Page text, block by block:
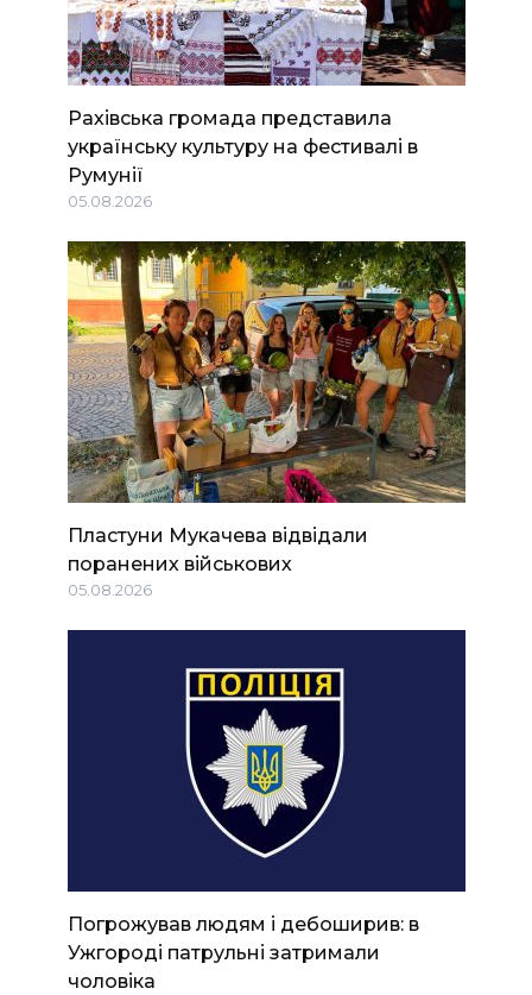
Рахівська громада представила
українську культуру на фестивалі в
Румунії
05.08.2026
Пластуни Мукачева відвідали
поранених військових
05.08.2026
Погрожував людям і дебоширив: в
Ужгороді патрульні затримали
чоловіка